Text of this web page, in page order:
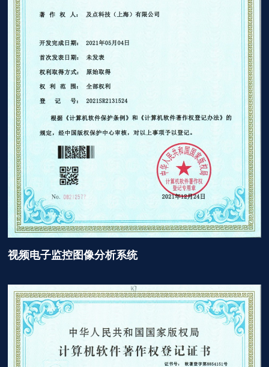
视频电子监控图像分析系统